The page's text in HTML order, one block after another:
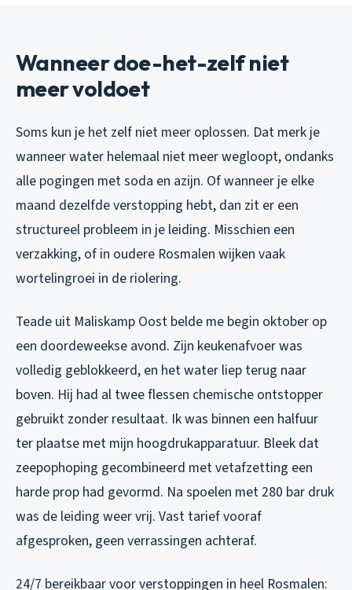
Wanneer doe-het-zelf niet
meer voldoet
Soms kun je het zelf niet meer oplossen. Dat merk je
wanneer water helemaal niet meer wegloopt, ondanks
alle pogingen met soda en azijn. Of wanneer je elke
maand dezelfde verstopping hebt, dan zit er een
structureel probleem in je leiding. Misschien een
verzakking, of in oudere Rosmalen wijken vaak
wortelingroei in de riolering.
Teade uit Maliskamp Oost belde me begin oktober op
een doordeweekse avond. Zijn keukenafvoer was
volledig geblokkeerd, en het water liep terug naar
boven. Hij had al twee flessen chemische ontstopper
gebruikt zonder resultaat. Ik was binnen een halfuur
ter plaatse met mijn hoogdrukapparatuur. Bleek dat
zeepophoping gecombineerd met vetafzetting een
harde prop had gevormd. Na spoelen met 280 bar druk
was de leiding weer vrij. Vast tarief vooraf
afgesproken, geen verrassingen achteraf.
24/7 bereikbaar voor verstoppingen in heel Rosmalen: